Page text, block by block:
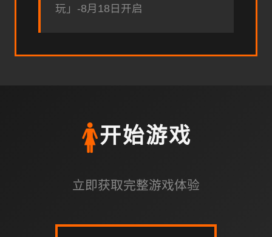
玩」-8月18日开启
🚺开始游戏
立即获取完整游戏体验